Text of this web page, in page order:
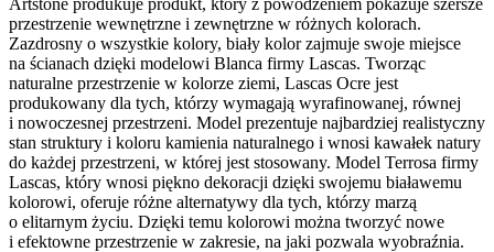
przestrzenie wewnętrzne i zewnętrzne w różnych kolorach.
Zazdrosny o wszystkie kolory, biały kolor zajmuje swoje miejsce
na ścianach dzięki modelowi Blanca firmy Lascas. Tworząc
naturalne przestrzenie w kolorze ziemi, Lascas Ocre jest
produkowany dla tych, którzy wymagają wyrafinowanej, równej
i nowoczesnej przestrzeni. Model prezentuje najbardziej realistyczny
stan struktury i koloru kamienia naturalnego i wnosi kawałek natury
do każdej przestrzeni, w której jest stosowany. Model Terrosa firmy
Lascas, który wnosi piękno dekoracji dzięki swojemu białawemu
kolorowi, oferuje różne alternatywy dla tych, którzy marzą
o elitarnym życiu. Dzięki temu kolorowi można tworzyć nowe
i efektowne przestrzenie w zakresie, na jaki pozwala wyobraźnia.